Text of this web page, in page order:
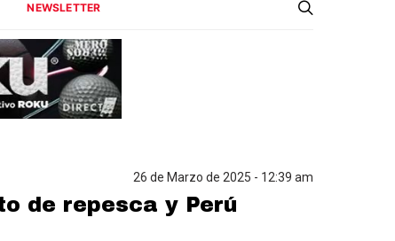
NEWSLETTER
26 de Marzo de 2025 - 12:39 am
de repesca y Perú